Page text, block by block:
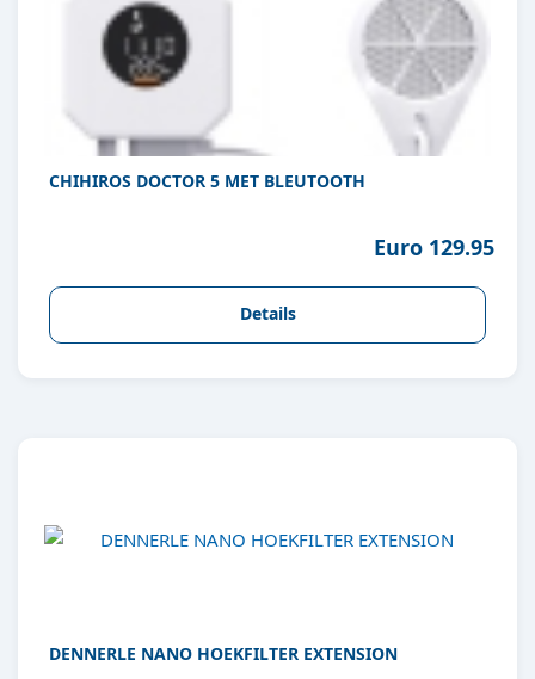
CHIHIROS DOCTOR 5 MET BLEUTOOTH
Euro 129.95
Details
DENNERLE NANO HOEKFILTER EXTENSION